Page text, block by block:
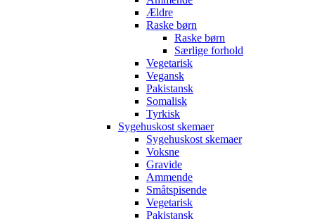
Ældre
Raske børn
Raske børn
Særlige forhold
Vegetarisk
Vegansk
Pakistansk
Somalisk
Tyrkisk
Sygehuskost skemaer
Sygehuskost skemaer
Voksne
Gravide
Ammende
Småtspisende
Vegetarisk
Pakistansk